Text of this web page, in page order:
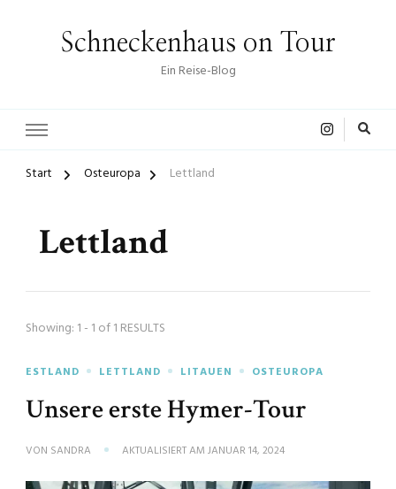
Schneckenhaus on Tour
Ein Reise-Blog
Start Osteuropa Lettland
Lettland
Showing: 1 - 1 of 1 RESULTS
ESTLAND LETTLAND LITAUEN OSTEUROPA
Unsere erste Hymer-Tour
VON SANDRA AKTUALISIERT AM JANUAR 14, 2024